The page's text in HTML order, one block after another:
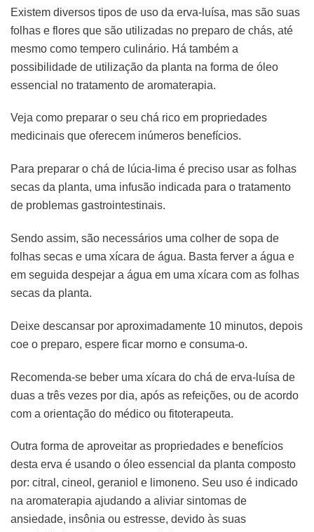
Existem diversos tipos de uso da erva-luísa, mas são suas
folhas e flores que são utilizadas no preparo de chás, até
mesmo como tempero culinário. Há também a
possibilidade de utilização da planta na forma de óleo
essencial no tratamento de aromaterapia.
Veja como preparar o seu chá rico em propriedades
medicinais que oferecem inúmeros benefícios.
Para preparar o chá de lúcia-lima é preciso usar as folhas
secas da planta, uma infusão indicada para o tratamento
de problemas gastrointestinais.
Sendo assim, são necessários uma colher de sopa de
folhas secas e uma xícara de água. Basta ferver a água e
em seguida despejar a água em uma xícara com as folhas
secas da planta.
Deixe descansar por aproximadamente 10 minutos, depois
coe o preparo, espere ficar morno e consuma-o.
Recomenda-se beber uma xícara do chá de erva-luísa de
duas a três vezes por dia, após as refeições, ou de acordo
com a orientação do médico ou fitoterapeuta.
Outra forma de aproveitar as propriedades e benefícios
desta erva é usando o óleo essencial da planta composto
por: citral, cineol, geraniol e limoneno. Seu uso é indicado
na aromaterapia ajudando a aliviar sintomas de
ansiedade, insônia ou estresse, devido às suas